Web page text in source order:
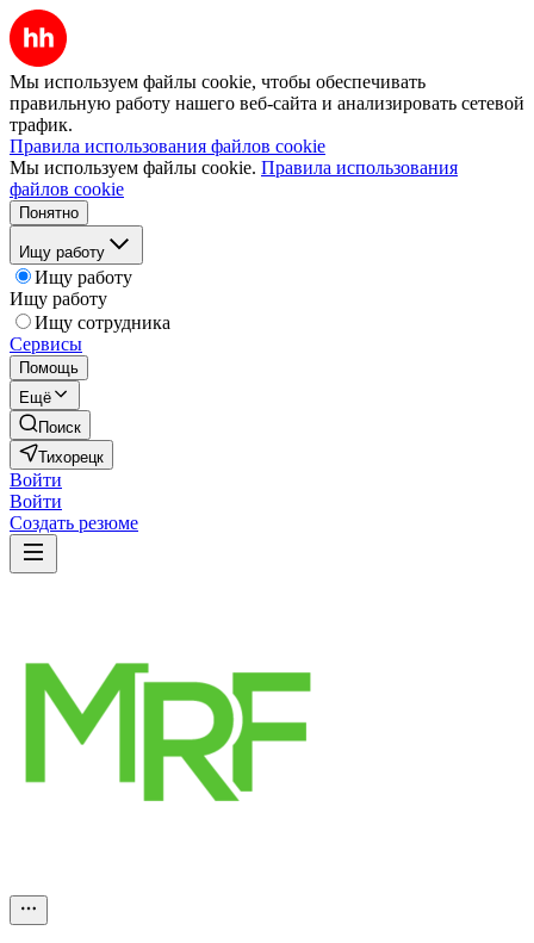
Мы используем файлы cookie, чтобы обеспечивать
правильную работу нашего веб-сайта и анализировать сетевой
трафик.
Правила использования файлов cookie
Мы используем файлы cookie. Правила использования
файлов cookie
Понятно
Ищу работу
Ищу работу
Ищу работу
Ищу сотрудника
Сервисы
Помощь
Ещё
Поиск
Тихорецк
Войти
Войти
Создать резюме